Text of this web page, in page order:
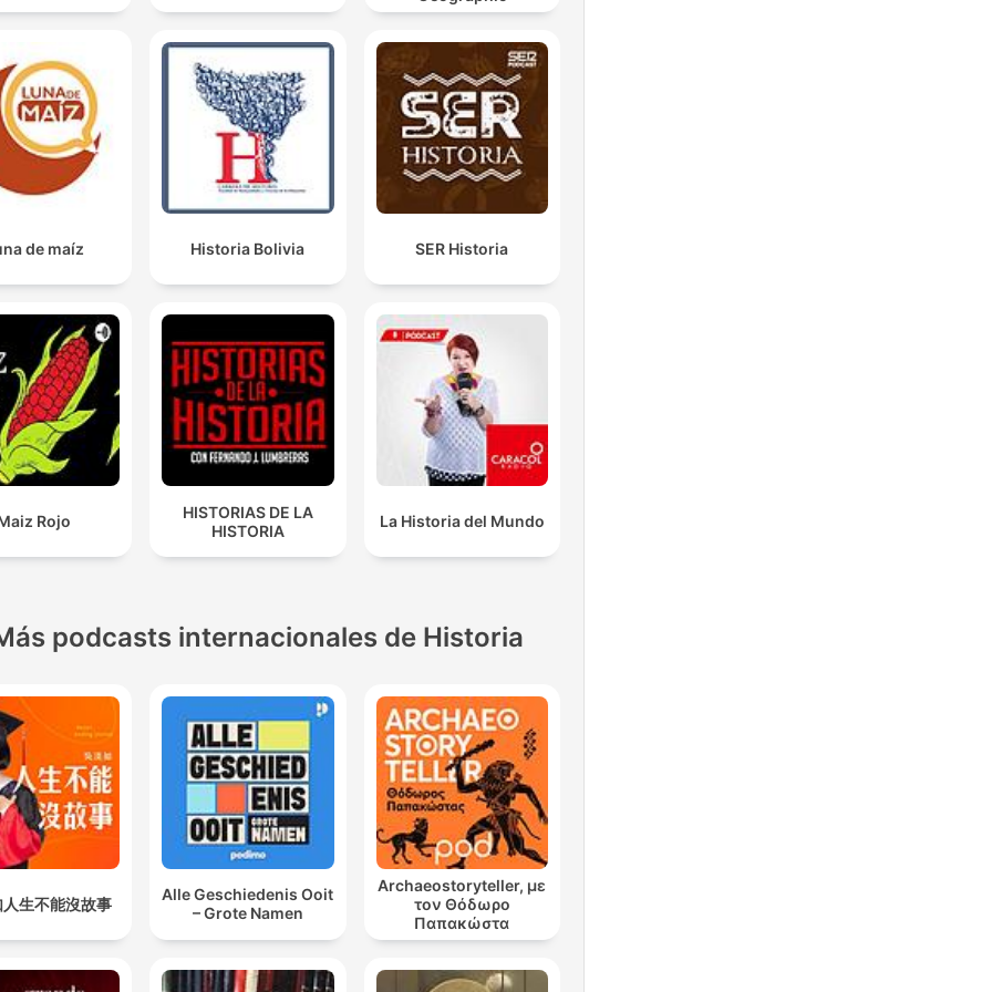
povo sumiço, esse povo que sacava a custodia da
igreja e todo mundo se arrodalhava, que tocava a
campanha onde ia passar o sacerdote e todo mundo se
arrodalhava, já não lhes importou, tinham hambre,
tinham hambre.
00:41:31 · O narrador explica como a fome extrema alterou o
comportamento social e a obediência da população perante as
autoridades coloniais.
demais volcanoes porque tudo está saindo por o popo.
00:48:40 · O professor apresenta uma perspectiva geológica
sobre como a atividade do Popocatépetl ajuda a aliviar a
pressão em outros vulcões da região.
de maíz Historia Bolivia SER Historia
Rojo
HISTORIAS DE LA
HISTORIA
La Historia del Mundo
podcasts internacionales de Historia
生不能沒故事
Alle Geschiedenis Ooit
– Grote Namen
Archaeostoryteller, με
τον Θόδωρο
Παπακώστα